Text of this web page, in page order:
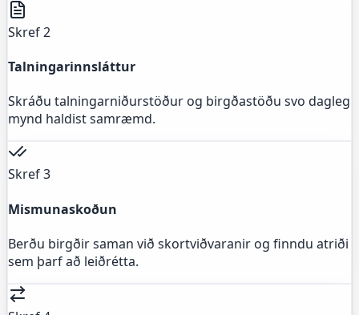
Skref 2
Talningarinnsláttur
Skráðu talningarniðurstöður og birgðastöðu svo dagleg
mynd haldist samræmd.
Skref 3
Mismunaskoðun
Berðu birgðir saman við skortviðvaranir og finndu atriði
sem þarf að leiðrétta.